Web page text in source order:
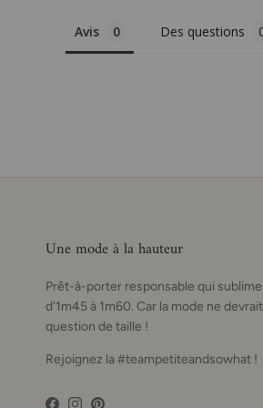
Avis Des questions
Une mode à la hauteur
Prêt-à-porter responsable qui
d'1m45 à 1m60. Car la mode ne
question de taille !
Rejoignez la #teampetiteandsowhat !